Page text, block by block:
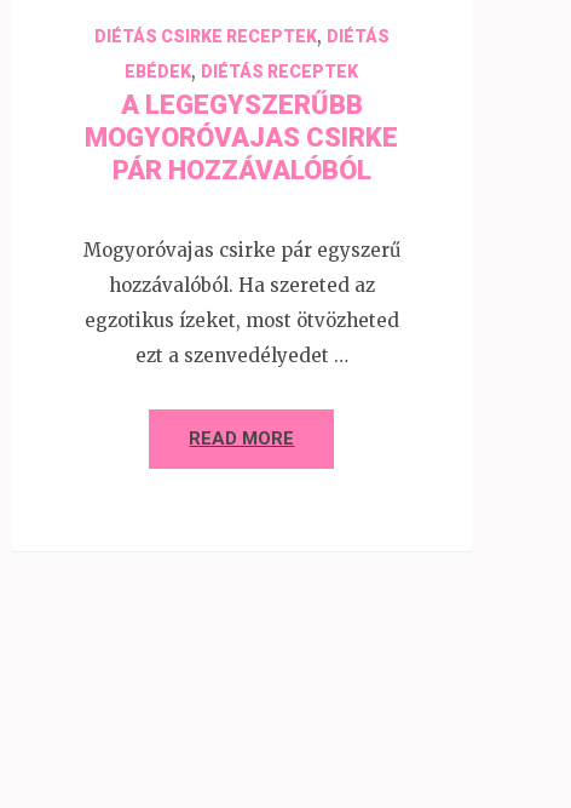
DIÉTÁS CSIRKE RECEPTEK, DIÉTÁS
EBÉDEK, DIÉTÁS RECEPTEK
A LEGEGYSZERŰBB
MOGYORÓVAJAS CSIRKE
PÁR HOZZÁVALÓBÓL
Mogyoróvajas csirke pár egyszerű
hozzávalóból. Ha szereted az
egzotikus ízeket, most ötvözheted
ezt a szenvedélyedet …
READ MORE